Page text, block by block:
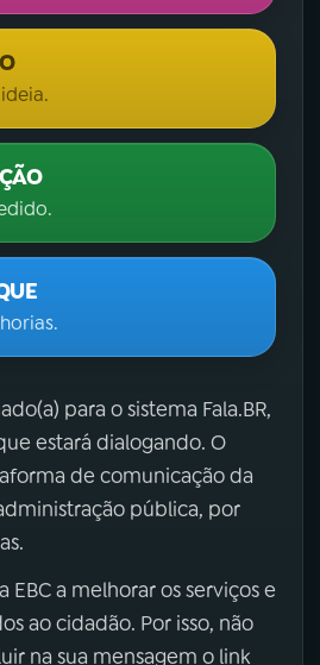
para o sistema Fala.BR,
estará dialogando. O
de comunicação da
pública, por
EBC a melhorar os serviços e
ao cidadão. Por isso, não
na sua mensagem o link